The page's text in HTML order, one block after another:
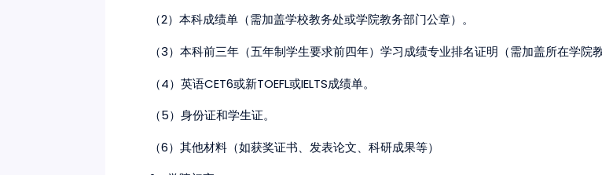
（2）本科成绩单（需加盖学校教务处或学院教务部门公章）。
（3）本科前三年（五年制学生要求前四年）学习成绩专业排名证明（需加盖所在学院
（4）英语CET6或新TOEFL或IELTS成绩单。
（5）身份证和学生证。
（6）其他材料（如获奖证书、发表论文、科研成果等）